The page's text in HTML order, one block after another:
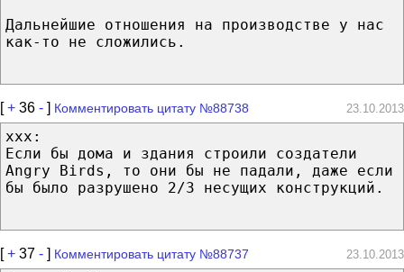
Дальнейшие отношения на производстве у нас
как-то не сложились.
[+ 36 - ] Комментировать цитату №88738 23.10.2013
xxx:
Если бы дома и здания строили создатели
Angry Birds, то они бы не падали, даже если
бы было разрушено 2/3 несущих конструкций.
[+ 37 - ] Комментировать цитату №88737 23.10.2013